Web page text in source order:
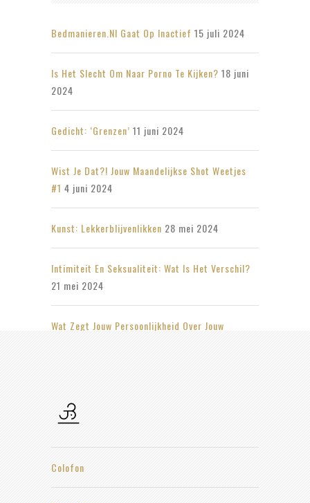
Bedmanieren.nl Gaat Op Inactief 15 juli 2024
Is Het Slecht Om Naar Porno Te Kijken? 18 juni
2024
Gedicht: ‘Grenzen’ 11 juni 2024
Wist Je Dat?! Jouw Maandelijkse Shot Weetjes
#1 4 juni 2024
Kunst: Lekkerblijvenlikken 28 mei 2024
Intimiteit En Seksualiteit: Wat Is Het Verschil?
21 mei 2024
Wat Zegt Jouw Persoonlijkheid Over Jouw
Colofon